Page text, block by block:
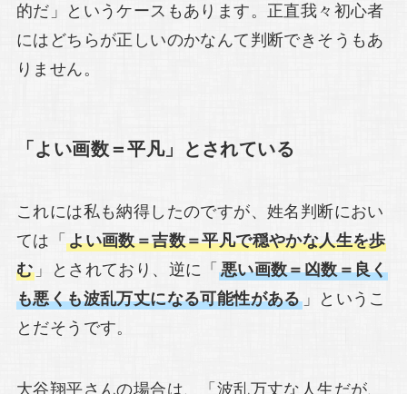
的だ」というケースもあります。正直我々初心者
にはどちらが正しいのかなんて判断できそうもあ
りません。
「よい画数＝平凡」とされている
これには私も納得したのですが、姓名判断におい
ては「よい画数＝吉数＝平凡で穏やかな人生を歩
む 」とされており、逆に「 悪い画数＝凶数＝良く
も悪くも波乱万丈になる可能性がある」というこ
とだそうです。
大谷翔平さんの場合は、「波乱万丈な人生だが、